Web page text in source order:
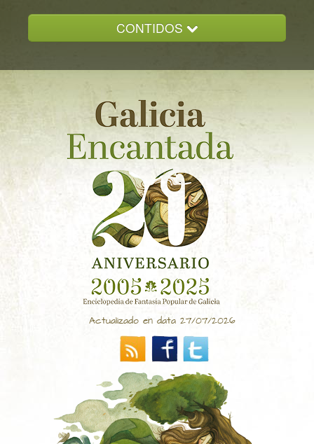
CONTIDOS
GALICIA ENCANTADA
DOCUMENTACION
NOVAS
CONTACTO
Actualizado en data 27/07/2026